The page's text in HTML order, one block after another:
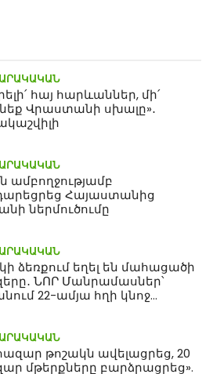
հայ հարևաններ, մի՛
Վրաստանի սխալը»․
ամբողջությամբ
Հայաստանից
ներմուծումը
ձեռքում եղել են մահացածի
ՆՈՐ Մանրամասներ՝
22-ամյա հղի կնոջ
թոշակն ավելացրեց, 20
մթերքները բարձրացրեց».